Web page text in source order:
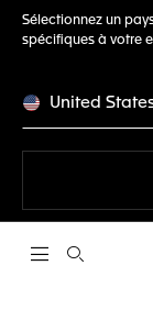
Sélectionnez un
spécifiques à votre
United
Ouvrir la